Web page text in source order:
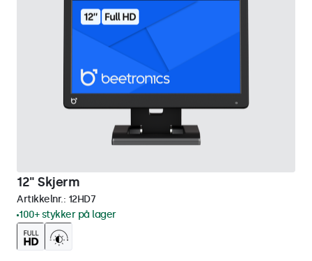
12" Skjerm
Artikkelnr.: 12HD7
100+ stykker på lager